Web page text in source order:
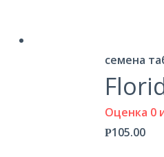
семена
Оценка 0
Р105.00